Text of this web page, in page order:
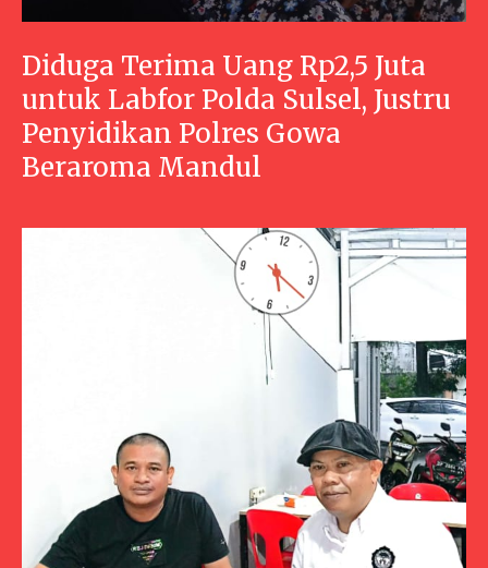
Diduga Terima Uang Rp2,5 Juta
untuk Labfor Polda Sulsel, Justru
Penyidikan Polres Gowa
Beraroma Mandul